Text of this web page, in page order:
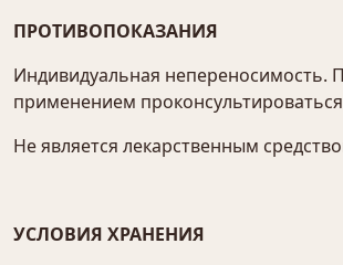
ПРОТИВОПОКАЗАНИЯ
Индивидуальная непереносимость.
применением
Не является лекарственным
УСЛОВИЯ ХРАНЕНИЯ